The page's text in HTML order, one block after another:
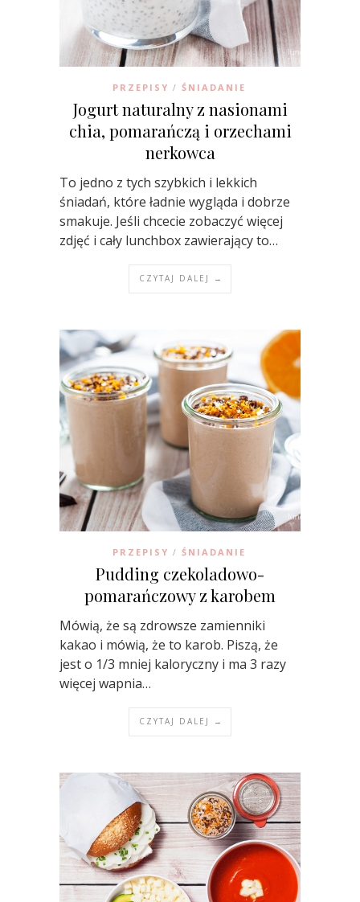
PRZEPISY / ŚNIADANIE
Jogurt naturalny z nasionami
chia, pomarańczą i orzechami
nerkowca
To jedno z tych szybkich i lekkich
śniadań, które ładnie wygląda i dobrze
smakuje. Jeśli chcecie zobaczyć więcej
zdjęć i cały lunchbox zawierający to…
CZYTAJ DALEJ →
PRZEPISY / ŚNIADANIE
Pudding czekoladowo-
pomarańczowy z karobem
Mówią, że są zdrowsze zamienniki
kakao i mówią, że to karob. Piszą, że
jest o 1/3 mniej kaloryczny i ma 3 razy
więcej wapnia…
CZYTAJ DALEJ →